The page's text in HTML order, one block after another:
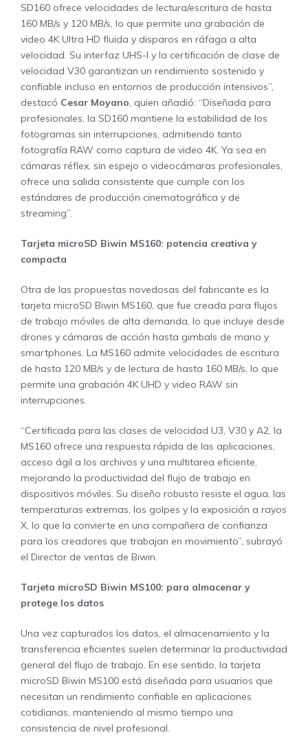
SD160 ofrece velocidades de lectura/escritura de hasta
160 MB/s y 120 MB/s, lo que permite una grabación de
video 4K Ultra HD fluida y disparos en ráfaga a alta
velocidad. Su interfaz UHS-I y la certificación de clase de
velocidad V30 garantizan un rendimiento sostenido y
confiable incluso en entornos de producción intensivos”,
destacó Cesar Moyano, quien añadió: “Diseñada para
profesionales, la SD160 mantiene la estabilidad de los
fotogramas sin interrupciones, admitiendo tanto
fotografía RAW como captura de video 4K. Ya sea en
cámaras réflex, sin espejo o videocámaras profesionales,
ofrece una salida consistente que cumple con los
estándares de producción cinematográfica y de
streaming”.
Tarjeta microSD Biwin MS160: potencia creativa y
compacta
Otra de las propuestas novedosas del fabricante es la
tarjeta microSD Biwin MS160, que fue creada para flujos
de trabajo móviles de alta demanda, lo que incluye desde
drones y cámaras de acción hasta gimbals de mano y
smartphones. La MS160 admite velocidades de escritura
de hasta 120 MB/s y de lectura de hasta 160 MB/s, lo que
permite una grabación 4K UHD y video RAW sin
interrupciones.
“Certificada para las clases de velocidad U3, V30 y A2, la
MS160 ofrece una respuesta rápida de las aplicaciones,
acceso ágil a los archivos y una multitarea eficiente,
mejorando la productividad del flujo de trabajo en
dispositivos móviles. Su diseño robusto resiste el agua, las
temperaturas extremas, los golpes y la exposición a rayos
X, lo que la convierte en una compañera de confianza
para los creadores que trabajan en movimiento”, subrayó
el Director de ventas de Biwin.
Tarjeta microSD Biwin MS100: para almacenar y
protege los datos
Una vez capturados los datos, el almacenamiento y la
transferencia eficientes suelen determinar la productividad
general del flujo de trabajo. En ese sentido, la tarjeta
microSD Biwin MS100 está diseñada para usuarios que
necesitan un rendimiento confiable en aplicaciones
cotidianas, manteniendo al mismo tiempo una
consistencia de nivel profesional.